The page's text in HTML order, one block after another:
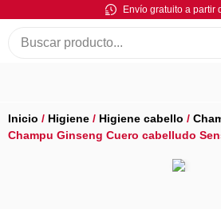
Envío gratuito a partir
Inicio / Higiene / Higiene cabello /
Champu Ginseng Cuero cabelludo